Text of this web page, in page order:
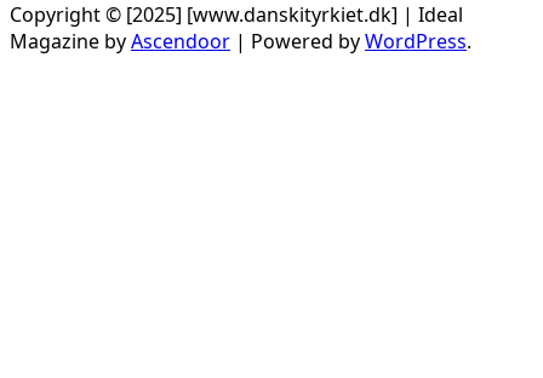
Copyright © [2025] [www.danskityrkiet.dk] | Ideal
Magazine byAscendoor | Powered byWordPress.